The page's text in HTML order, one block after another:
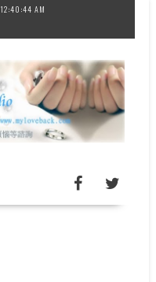
12:40:44 AM